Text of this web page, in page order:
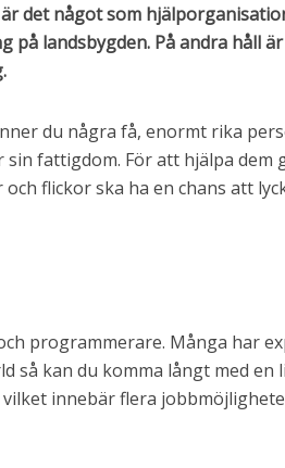
det något som
landsbygden. På andra håll
du några få, enormt rika
fattigdom. För att hjälpa dem
flickor ska ha en chans att
programmerare. Många har
så kan du komma långt med en
innebär flera